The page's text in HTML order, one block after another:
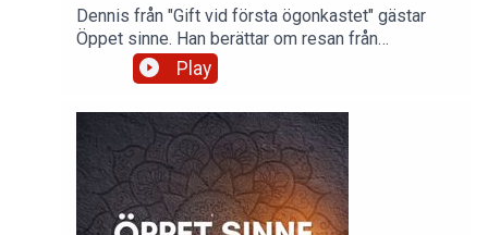
Dennis från "Gift vid första ögonkastet" gästar
Öppet sinne. Han berättar om resan från
datingappar till tv-bröllop, om att våga vara sårbar
kring potensproblem, och om hur han plötsligt
förlorade 94% av synen på ena ögat. Ett naket,
ärligt och väldigt mänskligt samtal om kärlek,
prestationsångest och att leva vidare när livet
vänder.Stötta Öppet sinne Genom swish
1233761806Stötta Öppet sinne på Patreon
/ oppetsinne Instagram
Play